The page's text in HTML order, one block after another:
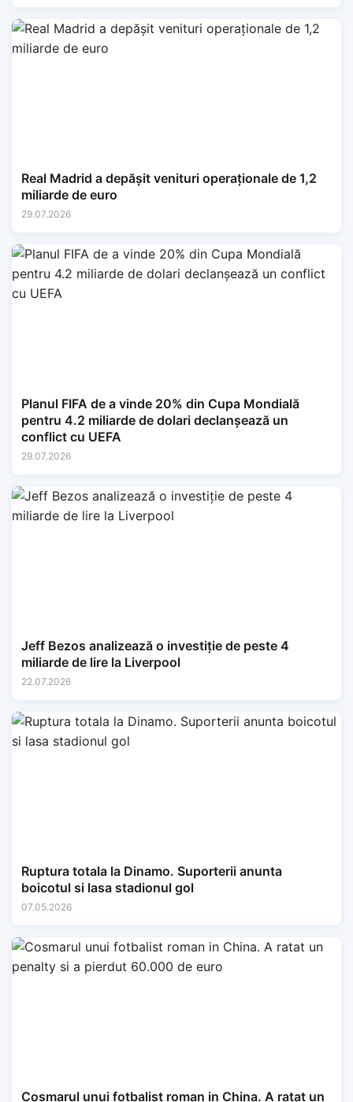
Real Madrid a depășit venituri operaționale de 1,2
miliarde de euro
29.07.2026
Planul FIFA de a vinde 20% din Cupa Mondială
pentru 4.2 miliarde de dolari declanșează un
conflict cu UEFA
29.07.2026
Jeff Bezos analizează o investiție de peste 4
miliarde de lire la Liverpool
22.07.2026
Ruptura totala la Dinamo. Suporterii anunta
boicotul si lasa stadionul gol
07.05.2026
Cosmarul unui fotbalist roman in China. A ratat un